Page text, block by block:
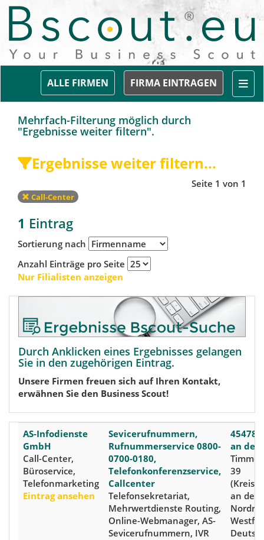
FIRMA EINTRAGEN
ALLE FIRMEN
Mehrfach-Filterung möglich durch
"Ergebnisse weiter filtern".
Ergebnisse weiter filtern...
Seite 1 von 1
Call-Center
1 Eintrag
Sortierung nach
Anzahl Einträge pro Seite
Nur Filialisten anzeigen
Durch Anklicken eines Ergebnisses gelangen
Sie in den zugehörigen Eintrag.
Unsere Firmen freuen sich auf Ihren Kontakt,
erwähnen Sie den Business Scout!
AS-Infodienste
GmbH
Call-Center,
Büroservice,
Telefonmarketing
Eintrag ansehen
Sevicerufnummern,
Rufnummerservice 0800-
0700-0180,
Telefonkonferenzservice,
Callcenter
Telefonsekretariat,
Mehrwertdienste Routing,
Online-Webmanager, AS-
Sevicerufnummern, IVR
45478
an der
39
(Kreis:
an der